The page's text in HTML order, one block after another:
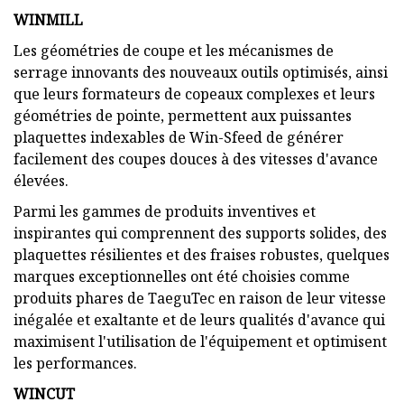
WINMILL
Les géométries de coupe et les mécanismes de
serrage innovants des nouveaux outils optimisés, ainsi
que leurs formateurs de copeaux complexes et leurs
géométries de pointe, permettent aux puissantes
plaquettes indexables de Win-Sfeed de générer
facilement des coupes douces à des vitesses d'avance
élevées.
Parmi les gammes de produits inventives et
inspirantes qui comprennent des supports solides, des
plaquettes résilientes et des fraises robustes, quelques
marques exceptionnelles ont été choisies comme
produits phares de TaeguTec en raison de leur vitesse
inégalée et exaltante et de leurs qualités d'avance qui
maximisent l'utilisation de l'équipement et optimisent
les performances.
WINCUT